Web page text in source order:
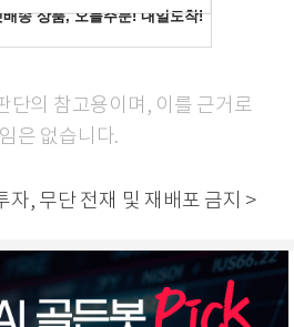
단의 참고용이며, 이를 근거로
은 없습니다.
, 무단 전재 및 재배포 금지 >